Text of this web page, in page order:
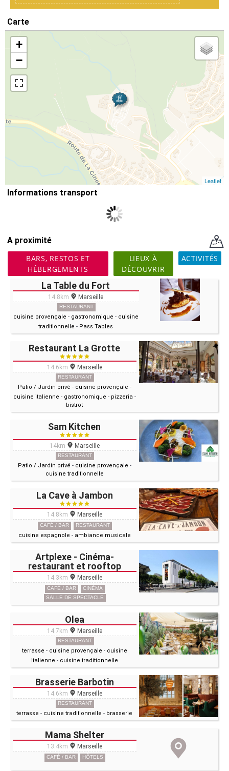
Carte
+
−
Leaflet
Informations transport
A proximité
BARS, RESTOS ET
HÉBERGEMENTS
LIEUX À
DÉCOUVRIR
ACTIVITÉS
La Table du Fort
14.8km Marseille
RESTAURANT
cuisine provençale - gastronomique - cuisine
traditionnelle - Pass Tables
Restaurant La Grotte
14.6km Marseille
RESTAURANT
Patio / Jardin privé - cuisine provençale -
cuisine italienne - gastronomique - pizzeria -
bistrot
Sam Kitchen
14km Marseille
RESTAURANT
Patio / Jardin privé - cuisine provençale -
cuisine traditionnelle
La Cave à Jambon
14.8km Marseille
CAFÉ / BAR RESTAURANT
cuisine espagnole - ambiance musicale
Artplexe - Cinéma-
restaurant et rooftop
14.3km Marseille
CAFÉ / BAR
CINÉMA
SALLE DE SPECTACLE
Olea
14.7km Marseille
RESTAURANT
terrasse - cuisine provençale - cuisine
italienne - cuisine traditionnelle
Brasserie Barbotin
14.6km Marseille
RESTAURANT
terrasse - cuisine traditionnelle - brasserie
Mama Shelter
13.4km Marseille
CAFÉ / BAR HÔTELS